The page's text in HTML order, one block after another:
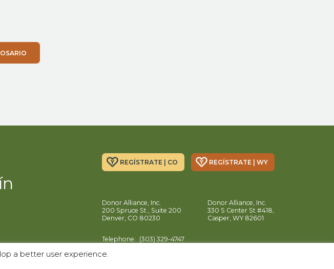
REGÍSTRATE | CO REGÍSTRATE | WY
Donor Alliance, Inc.
200 Spruce St., Suite 200
Denver, CO 80230
Telephone: (303) 329-4747
Donor Alliance, Inc.
330 S Center St #418,
Casper, WY 82601
a better user experience.